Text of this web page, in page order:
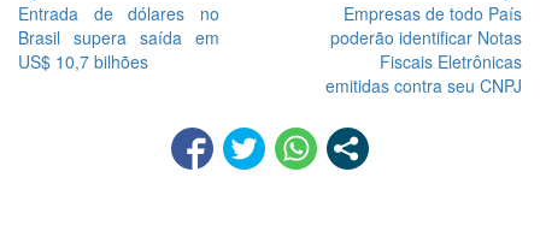
Entrada de dólares no
Brasil supera saída em
US$ 10,7 bilhões
Empresas de todo País
poderão identificar Notas
Fiscais Eletrônicas
emitidas contra seu CNPJ